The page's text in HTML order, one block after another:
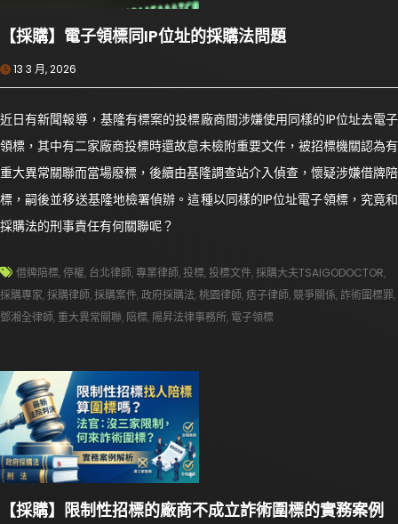
【採購】電子領標同IP位址的採購法問題
13 3 月, 2026
近日有新聞報導，基隆有標案的投標廠商間涉嫌使用同樣的IP位址去電子
領標，其中有二家廠商投標時還故意未檢附重要文件，被招標機關認為有
重大異常關聯而當場廢標，後續由基隆調查站介入偵查，懷疑涉嫌借牌陪
標，嗣後並移送基隆地檢署偵辦。這種以同樣的IP位址電子領標，究竟和
採購法的刑事責任有何關聯呢？
借牌陪標,停權, 台北律師,專業律師,投標,投標文件,採購大夫TSAIGODOCTOR,
採購專家,採購律師,採購案件,政府採購法,桃園律師,痞子律師, 競爭關係,詐術圍標罪,
鄧湘全律師,重大異常關聯, 陪標, 陽昇法律事務所, 電子領標
【採購】限制性招標的廠商不成立詐術圍標的實務案例